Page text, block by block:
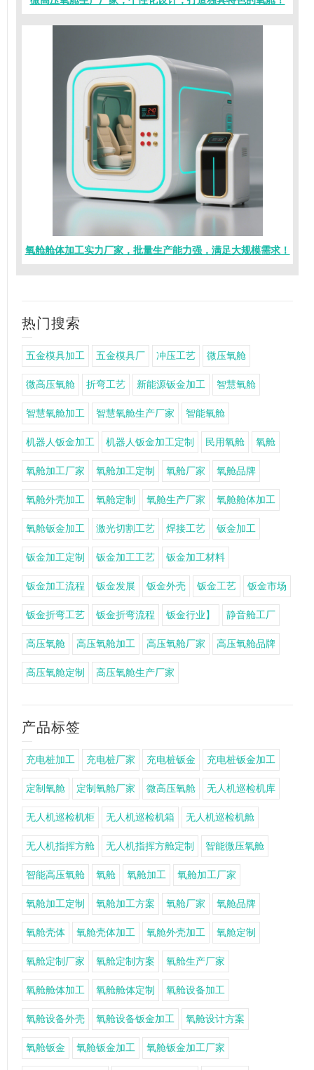
氧舱舱体加工实力厂家，批量生产能力强，满足大规模需求！
热门搜索
五金模具加工 五金模具厂 冲压工艺 微压氧舱
微高压氧舱 折弯工艺 新能源钣金加工 智慧氧舱
智慧氧舱加工 智慧氧舱生产厂家 智能氧舱
机器人钣金加工 机器人钣金加工定制 民用氧舱 氧舱
氧舱加工厂家 氧舱加工定制 氧舱厂家 氧舱品牌
氧舱外壳加工 氧舱定制 氧舱生产厂家 氧舱舱体加工
氧舱钣金加工 激光切割工艺 焊接工艺 钣金加工
钣金加工定制 钣金加工工艺 钣金加工材料
钣金加工流程 钣金发展 钣金外壳 钣金工艺 钣金市场
钣金折弯工艺 钣金折弯流程 钣金行业】 静音舱工厂
高压氧舱 高压氧舱加工 高压氧舱厂家 高压氧舱品牌
高压氧舱定制 高压氧舱生产厂家
产品标签
充电桩加工 充电桩厂家 充电桩钣金 充电桩钣金加工
定制氧舱 定制氧舱厂家 微高压氧舱 无人机巡检机库
无人机巡检机柜 无人机巡检机箱 无人机巡检机舱
无人机指挥方舱 无人机指挥方舱定制 智能微压氧舱
智能高压氧舱 氧舱 氧舱加工 氧舱加工厂家
氧舱加工定制 氧舱加工方案 氧舱厂家 氧舱品牌
氧舱壳体 氧舱壳体加工 氧舱外壳加工 氧舱定制
氧舱定制厂家 氧舱定制方案 氧舱生产厂家
氧舱舱体加工 氧舱舱体定制 氧舱设备加工
氧舱设备外壳 氧舱设备钣金加工 氧舱设计方案
氧舱钣金 氧舱钣金加工 氧舱钣金加工厂家